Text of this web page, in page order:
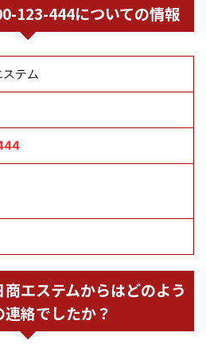
123-444についての情報
テム
エステムからはどのよう
絡でしたか？